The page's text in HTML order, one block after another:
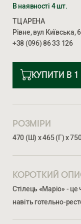
В наявності 4 шт.
ТЦ АРЕНА
Рівне, вул Київська,
+38 (096) 86 33 126
КУПИТИ В 1
РОЗМІРИ
470 (Ш) х 465 (Г) х
КОРОТКИЙ
Стілець «Маріо» - це
навіть готельно-